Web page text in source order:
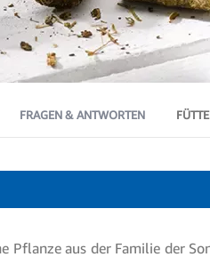
Pflanze aus der Familie der
FRAGEN & ANTWORTEN